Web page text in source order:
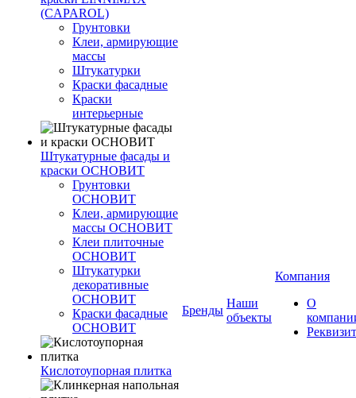
(CAPAROL)
Грунтовки
Клеи, армирующие
массы
Штукатурки
Краски фасадные
Краски
интерьерные
Штукатурные фасады и
краски ОСНОВИТ
Грунтовки
ОСНОВИТ
Клеи, армирующие
массы ОСНОВИТ
Клеи плиточные
ОСНОВИТ
Штукатурки
декоративные
ОСНОВИТ
Краски фасадные
ОСНОВИТ
Кислотоупорная плитка
Бренды
Наши
объекты
Компания
О